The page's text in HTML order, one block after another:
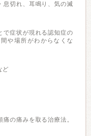
息切れ、耳鳴り、気の滅
で症状が現れる認知症の
や場所がわからなくな
ど
の痛みを取る治療法。